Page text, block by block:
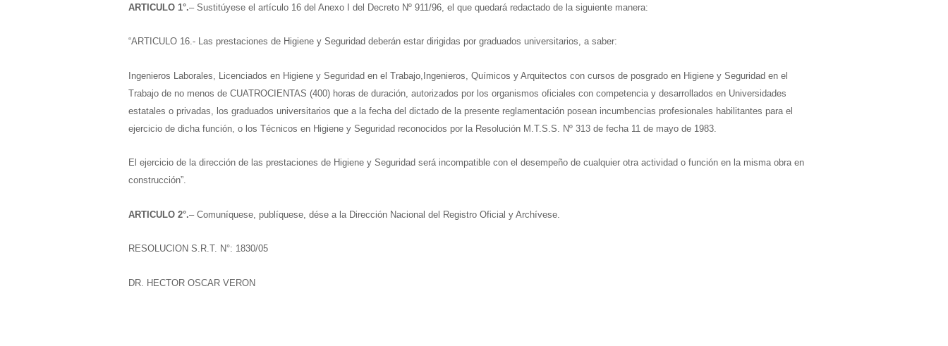
ARTICULO 1°.– Sustitúyese el artículo 16 del Anexo I del Decreto Nº 911/96, el que quedará redactado de la siguiente manera:
“ARTICULO 16.- Las prestaciones de Higiene y Seguridad deberán estar dirigidas por graduados universitarios, a saber:
Ingenieros Laborales, Licenciados en Higiene y Seguridad en el Trabajo, Ingenieros, Químicos y Arquitectos con cursos de posgrado en Higiene y Seguridad en el
Trabajo de no menos de CUATROCIENTAS (400) horas de duración, autorizados por los organismos oficiales con competencia y desarrollados en Universidades
estatales o privadas, l os graduados universitarios que a la fecha del dictado de la presente reglamentación posean incumbencias profesionales habilitantes para el
ejercicio de dicha función, o l os Técnicos en Higiene y Seguridad reconocidos por la Resolución M.T.S.S. Nº 313 de fecha 11 de mayo de 1983.
El ejercicio de la dirección de las prestaciones de Higiene y Seguridad será incompatible con el desempeño de cualquier otra actividad o función en la misma obra en
construcción”.
ARTICULO 2°.– Comuníquese, publíquese, dése a la Dirección Nacional del Registro Oficial y Archívese.
RESOLUCION S.R.T. N°: 1830/05
DR. HECTOR OSCAR VERON